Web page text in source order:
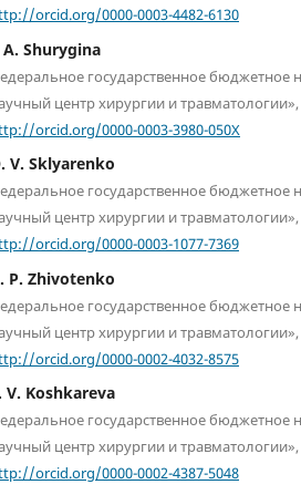
orcid.org/0000-0003-4482-6130
Shurygina
государственное бюджетное
центр хирургии и травматологии»,
orcid.org/0000-0003-3980-050X
V. Sklyarenko
государственное бюджетное
центр хирургии и травматологии»,
orcid.org/0000-0003-1077-7369
P. Zhivotenko
государственное бюджетное
центр хирургии и травматологии»,
orcid.org/0000-0002-4032-8575
V. Koshkareva
государственное бюджетное
центр хирургии и травматологии»,
orcid.org/0000-0002-4387-5048